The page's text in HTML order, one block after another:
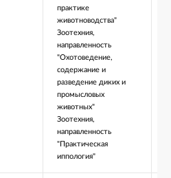
практике
животноводства"
Зоотехния,
направленность
"Охотоведение,
содержание и
разведение диких и
промысловых
животных"
Зоотехния,
направленность
"Практическая
иппология"